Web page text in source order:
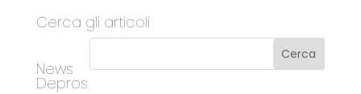
Cerca gli articoli
News
Depros